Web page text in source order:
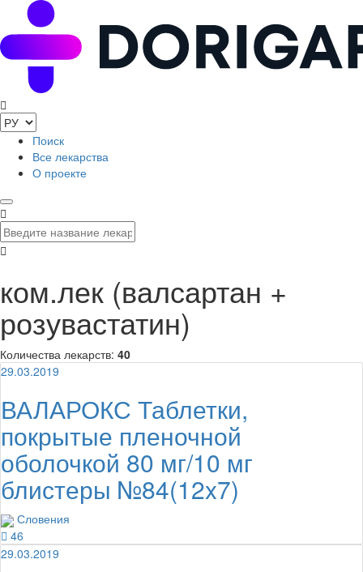
Поиск
Все лекарства
О проекте
ком.лек (валсартан +
розувастатин)
Количества лекарств: 40
29.03.2019
ВАЛАРОКС Таблетки,
покрытые пленочной
оболочкой 80 мг/10 мг
блистеры №84(12x7)
Словения
46
29.03.2019